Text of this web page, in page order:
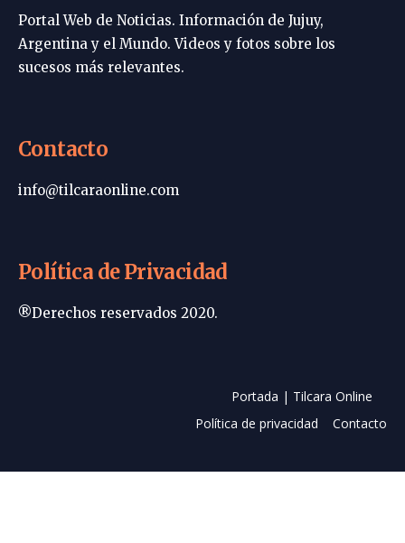
Portal Web de Noticias. Información de Jujuy,
Argentina y el Mundo. Videos y fotos sobre los
sucesos más relevantes.
Contacto
info@tilcaraonline.com
Política de Privacidad
®Derechos reservados 2020.
Portada | Tilcara Online
Política de privacidad
Contacto